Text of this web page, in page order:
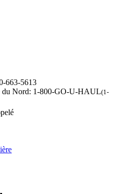
663-5613
du Nord: 1-800-GO-U-HAUL(1-